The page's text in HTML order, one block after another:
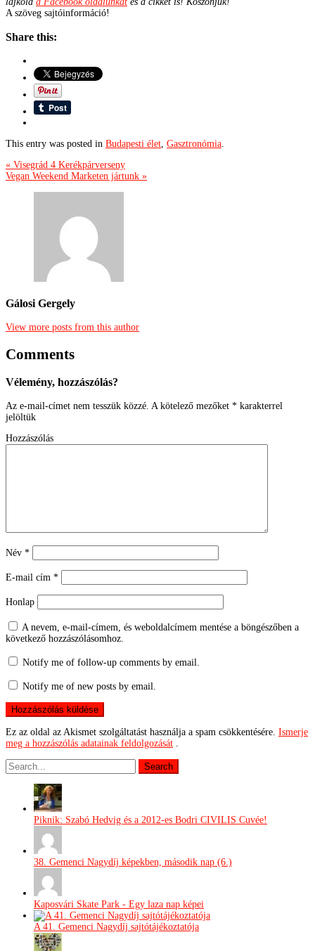
A szöveg sajtóinformáció!
Share this:
This entry was posted in Budapesti élet, Gasztronómia.
« Visegrád 4 Kerékpárverseny
Vegan Weekend Marketen jártunk »
Gálosi Gergely
View more posts from this author
Comments
Vélemény, hozzászólás?
Az e-mail-címet nem tesszük közzé. A kötelező mezőket * karakterrel
jelöltük
Hozzászólás
Név *
E-mail cím *
Honlap
A nevem, e-mail-címem, és weboldalcímem mentése a böngészőben a
következő hozzászólásomhoz.
Notify me of follow-up comments by email.
Notify me of new posts by email.
Ez az oldal az Akismet szolgáltatást használja a spam csökkentésére. Ismerje
meg a hozzászólás adatainak feldolgozását .
Piknik: Szabó Hedvig és a 2012-es Bodri CIVILIS Cuvée!
38. Gemenci Nagydíj képekben, második nap (6.)
Kaposvári Skate Park - Egy laza nap képei
A 41. Gemenci Nagydíj sajtótájékoztatója